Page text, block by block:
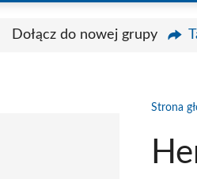
Dołącz do nowej grupy
Strona